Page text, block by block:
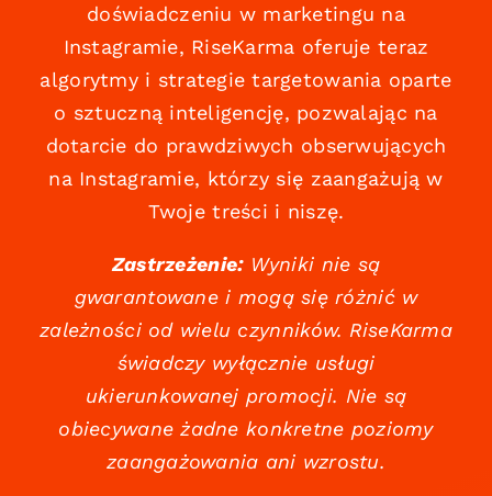
doświadczeniu w marketingu na
Instagramie, RiseKarma oferuje teraz
algorytmy i strategie targetowania oparte
o sztuczną inteligencję, pozwalając na
dotarcie do prawdziwych obserwujących
na Instagramie, którzy się zaangażują w
Twoje treści i niszę.
Zastrzeżenie:Wyniki nie są
gwarantowane i mogą się różnić w
zależności od wielu czynników. RiseKarma
świadczy wyłącznie usługi
ukierunkowanej promocji. Nie są
obiecywane żadne konkretne poziomy
zaangażowania ani wzrostu.